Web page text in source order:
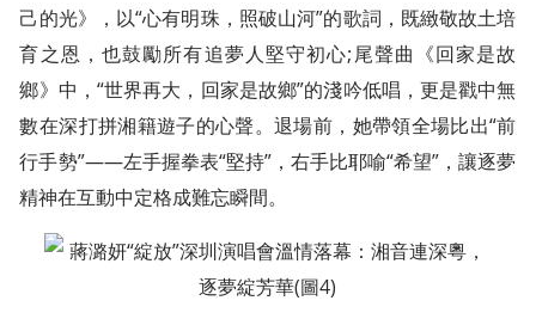
己的光》，以“心有明珠，照破山河”的歌詞，既緻敬故土培
育之恩，也鼓勵所有追夢人堅守初心;尾聲曲《回家是故
鄉》中，“世界再大，回家是故鄉”的淺吟低唱，更是戳中無
數在深打拼湘籍遊子的心聲。退場前，她帶領全場比出“前
行手勢”——左手握拳表“堅持”，右手比耶喻“希望”，讓逐夢
精神在互動中定格成難忘瞬間。